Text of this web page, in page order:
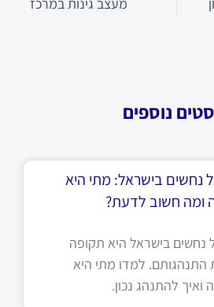
מעצב גינות במרכז
נוספים
נחשים בישראל: מתי היא
חשוב לדעת?
בישראל היא תקופה
למדו מתי היא
להתנהג נכון.